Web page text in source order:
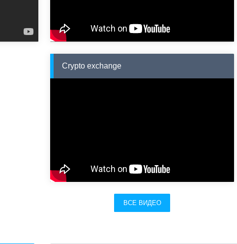
Crypto exchange
ВСЕ ВИДЕО